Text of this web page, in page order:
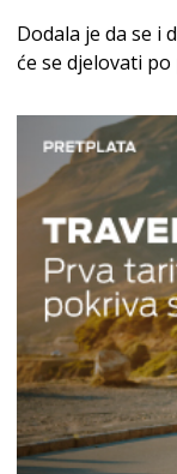
Dodala je da se i
će se djelovati